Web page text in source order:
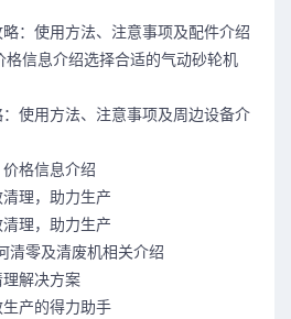
：使用方法、注意事项及配件介绍
格信息介绍选择合适的气动砂轮机
使用方法、注意事项及周边设备介
格信息介绍
理，助力生产
理，助力生产
清零及清废机相关介绍
解决方案
产的得力助手